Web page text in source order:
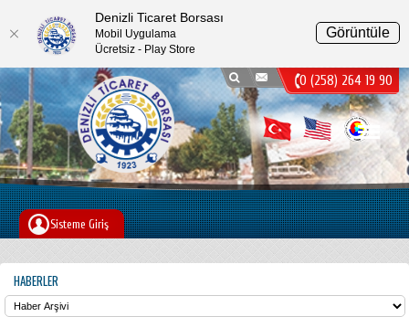
0 (258) 264 19 90
Sisteme Giriş
HABERLER
Menu
Denizli Ticaret Borsası
Mobil Uygulama
Ücretsiz - Play Store
Görüntüle